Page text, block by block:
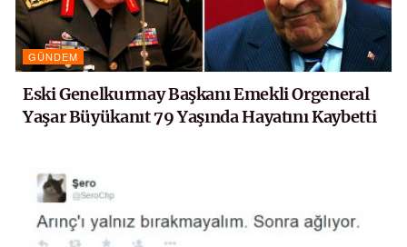
GÜNDEM
Eski Genelkurmay Başkanı Emekli Orgeneral
Yaşar Büyükanıt 79 Yaşında Hayatını Kaybetti